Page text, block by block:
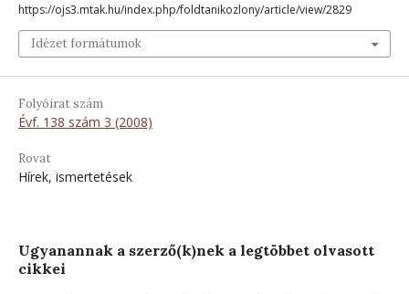
https://ojs3.mtak.hu/index.php/foldtanikozlony/article/view/2829
Idézet formátumok
Folyóirat szám
Évf. 138 szám 3 (2008)
Rovat
Hírek, ismertetések
Ugyanannak a szerző(k)nek a legtöbbet olvasott
cikkei